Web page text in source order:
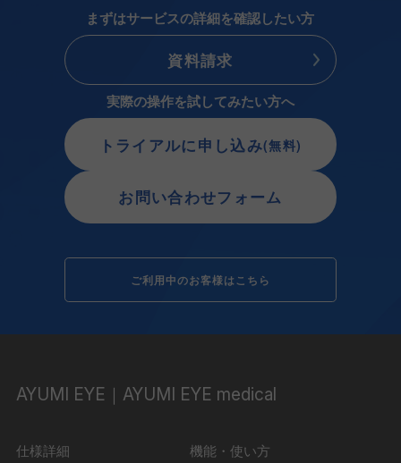
まずはサービスの詳細を確認したい方
資料請求
実際の操作を試してみたい方へ
トライアルに申し込み(無料)
お問い合わせフォーム
ご利用中のお客様はこちら
AYUMI EYE｜AYUMI EYE medical
仕様詳細
機能・使い方